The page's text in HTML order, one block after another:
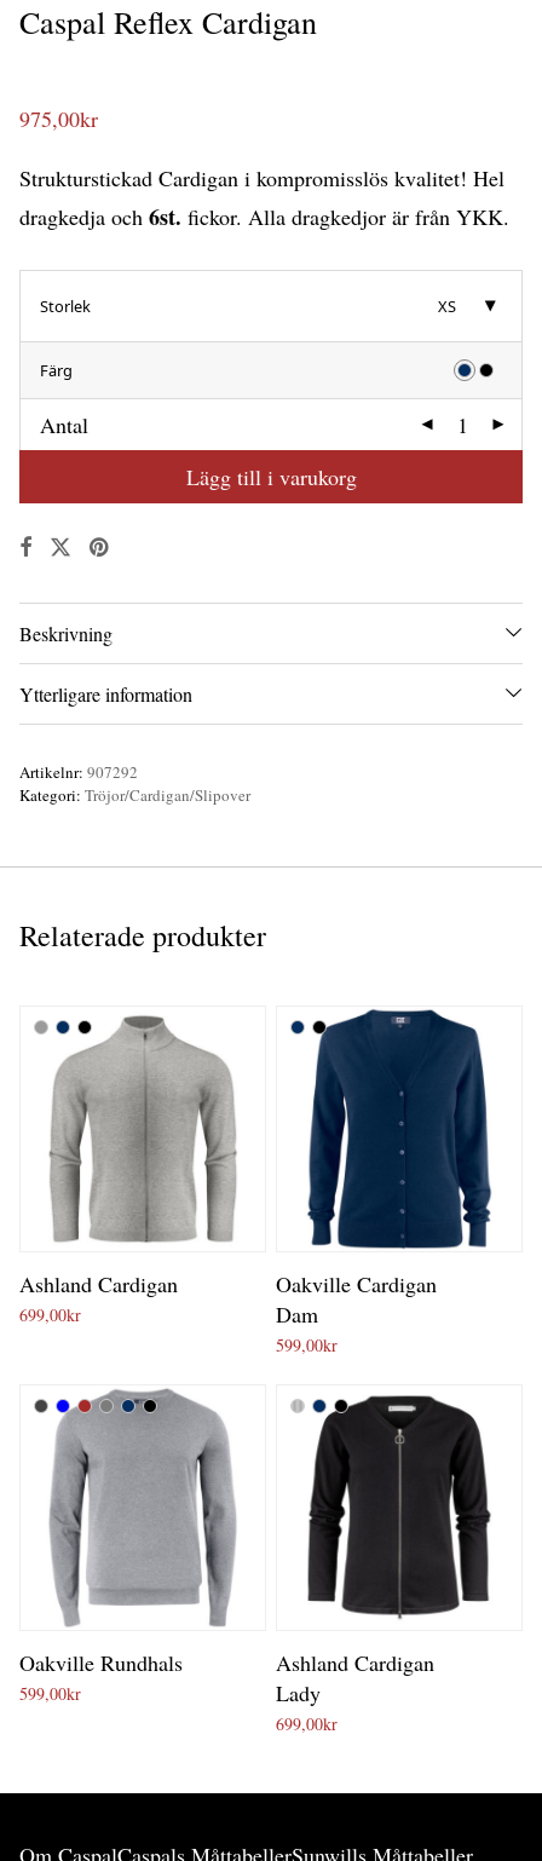
Caspal Reflex Cardigan
975,00kr
Strukturstickad Cardigan i kompromisslös kvalitet! Hel
dragkedja och 6st. fickor. Alla dragkedjor är från YKK.
Storlek XS
Färg
Antal
Lägg till i varukorg
Beskrivning
Ytterligare information
Artikelnr: 907292
Kategori: Tröjor/Cardigan/Slipover
Relaterade produkter
Ashland Cardigan
699,00kr
Oakville Cardigan
Dam
599,00kr
Oakville Rundhals
599,00kr
Ashland Cardigan
Lady
699,00kr
Om CaspalCaspals MåttabellerSunwills Måttabeller